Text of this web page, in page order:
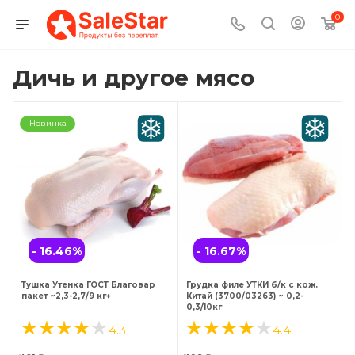
0
Дичь и другое мясо
- 16.46%
Новинка
Тушка Утенка ГОСТ Благовар
пакет ~2,3-2,7/9 кг+
4.3
- 16.67%
Грудка филе УТКИ б/к с кож.
Китай (3700/03263) ~ 0,2-
0,3/10кг
4.4